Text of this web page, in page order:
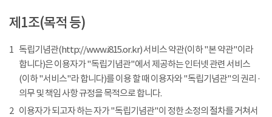
제1조(목적 등)
1 독립기념관(http://www.i815.or.kr) 서비스 약관(이하 "본 약관"이라
합니다)은 이용자가 "독립기념관"에서 제공하는 인터넷 관련 서비스
(이하 "서비스"라 합니다)를 이용 할 때 이용자와 "독립기념관"의 권리 ·
의무 및 책임 사항 규정을 목적으로 합니다.
2 이용자가 되고자 하는 자가 "독립기념관"이 정한 소정의 절차를 거쳐서